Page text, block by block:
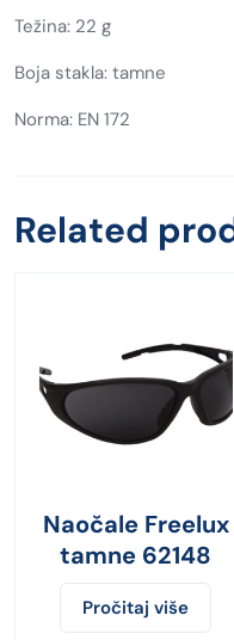
Težina: 22 g
Boja stakla: tamne
Norma: EN 172
Related
Naočale Freelux
tamne 62148
Pročitaj više